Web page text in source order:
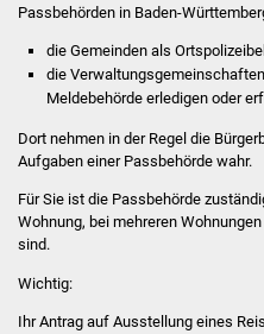
Passbehörden in Baden-
die Gemeinden als
die
Meldebehörde erledigen oder
Dort nehmen in der Regel die
Aufgaben einer Passbehörde wahr.
Für Sie ist die Passbehörde
Wohnung, bei mehreren
sind.
Wichtig:
Ihr Antrag auf Ausstellung eines